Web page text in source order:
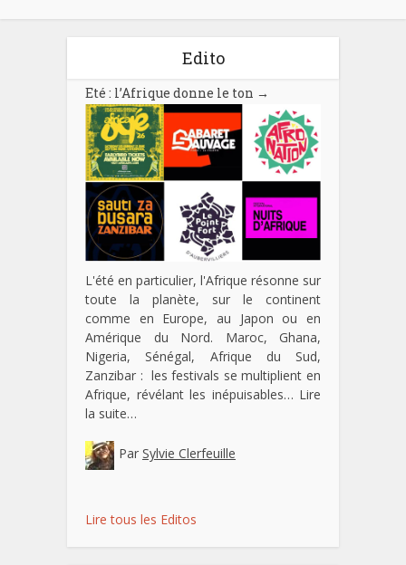
Edito
Eté : l’Afrique donne le ton →
L'été en particulier, l'Afrique résonne sur
toute la planète, sur le continent
comme en Europe, au Japon ou en
Amérique du Nord. Maroc, Ghana,
Nigeria, Sénégal, Afrique du Sud,
Zanzibar : les festivals se multiplient en
Afrique, révélant les inépuisables… Lire
la suite…
Par Sylvie Clerfeuille
Lire tous les Editos